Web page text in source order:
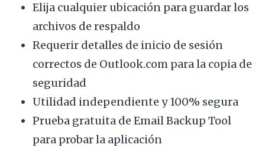
Elija cualquier ubicación para guardar los
archivos de respaldo
Requerir detalles de inicio de sesión
correctos de Outlook.com para la copia de
seguridad
Utilidad independiente y 100% segura
Prueba gratuita de Email Backup Tool
para probar la aplicación